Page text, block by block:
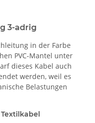
3-adrig
in der Farbe
PVC-Mantel unter
dieses Kabel auch
werden, weil es
Belastungen